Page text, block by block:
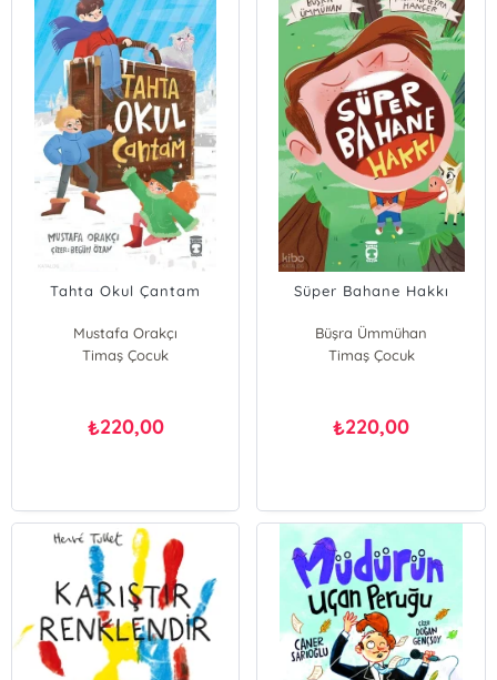
Tahta Okul Çantam
Mustafa Orakçı
Timaş Çocuk
₺220,00
Süper Bahane Hakkı
Büşra Ümmühan
Timaş Çocuk
₺220,00